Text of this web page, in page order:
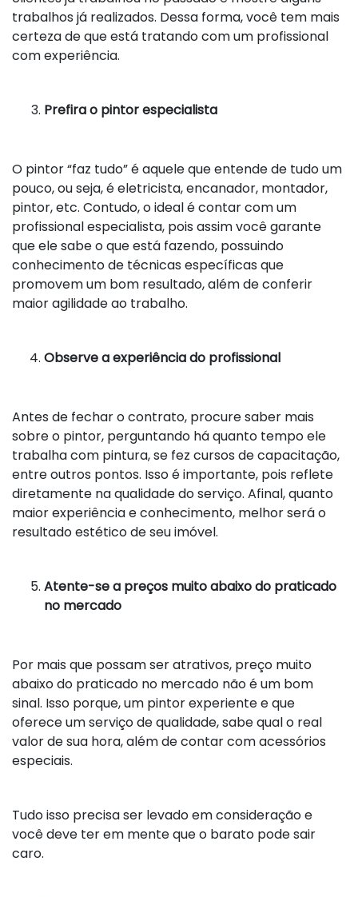
trabalhos já realizados. Dessa forma, você tem mais
certeza de que está tratando com um profissional
com experiência.
Prefira o pintor especialista
O pintor “faz tudo” é aquele que entende de tudo um
pouco, ou seja, é eletricista, encanador, montador,
pintor, etc. Contudo, o ideal é contar com um
profissional especialista, pois assim você garante
que ele sabe o que está fazendo, possuindo
conhecimento de técnicas específicas que
promovem um bom resultado, além de conferir
maior agilidade ao trabalho.
Observe a experiência do profissional
Antes de fechar o contrato, procure saber mais
sobre o pintor, perguntando há quanto tempo ele
trabalha com pintura, se fez cursos de capacitação,
entre outros pontos. Isso é importante, pois reflete
diretamente na qualidade do serviço. Afinal, quanto
maior experiência e conhecimento, melhor será o
resultado estético de seu imóvel.
Atente-se a preços muito abaixo do praticado
no mercado
Por mais que possam ser atrativos, preço muito
abaixo do praticado no mercado não é um bom
sinal. Isso porque, um pintor experiente e que
oferece um serviço de qualidade, sabe qual o real
valor de sua hora, além de contar com acessórios
especiais.
Tudo isso precisa ser levado em consideração e
você deve ter em mente que o barato pode sair
caro.